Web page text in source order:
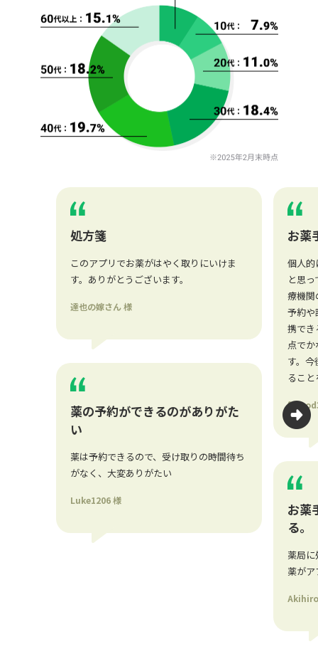
処方箋
このアプリでお薬がはやく取りにいけま
す。ありがとうございます。
達也の嫁さん 様
薬の予約ができるのがありがた
い
薬は予約できるので、受け取りの時間待ち
がなく、大変ありがたい
Luke1206 様
お薬
個人的
と思
療機関
予約や
携でき
点で
す。
るこ
お薬
る。
薬局
薬が